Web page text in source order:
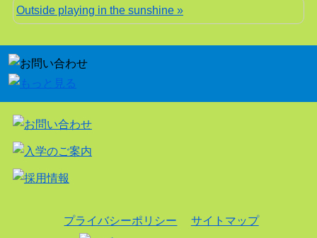
Outside playing in the sunshine »
プライバシーポリシー サイトマップ